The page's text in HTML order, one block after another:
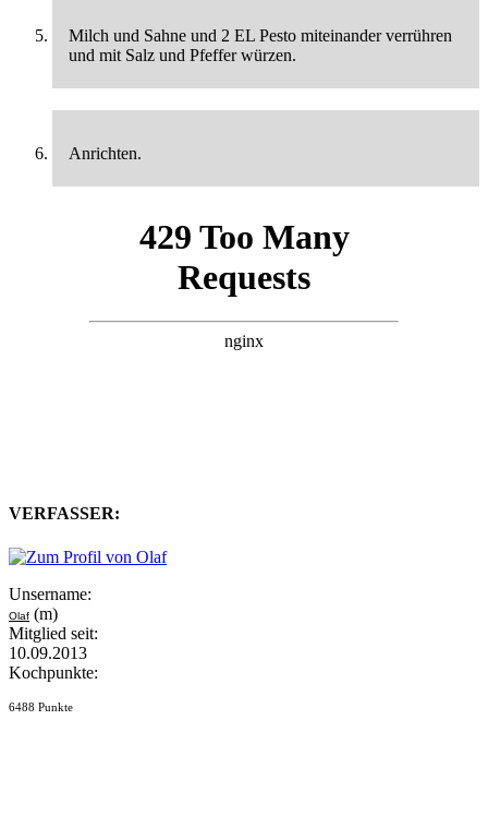
Milch und Sahne und 2 EL Pesto miteinander verrühren
und mit Salz und Pfeffer würzen.
Anrichten.
VERFASSER:
Unsername:
Olaf (m)
Mitglied seit:
10.09.2013
Kochpunkte:
6488 Punkte